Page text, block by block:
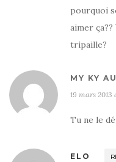
pourquoi
aimer
tripaille?
MY KY
19 mars 2013
Tu ne le
ELO